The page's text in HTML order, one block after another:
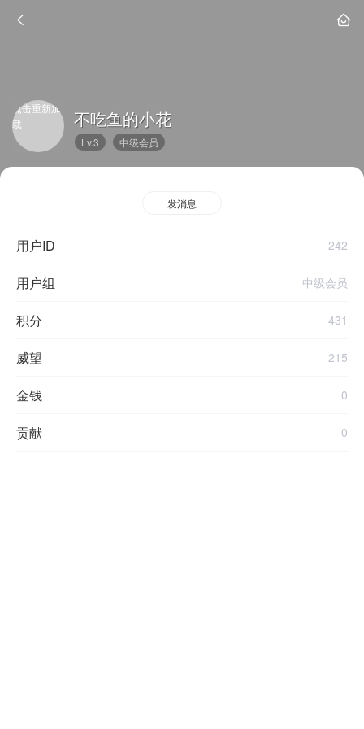
点击重新加
载
不吃鱼的小花
Lv.3 中级会员
发消息
用户ID 242
用户组 中级会员
积分 431
威望 215
金钱 0
贡献 0